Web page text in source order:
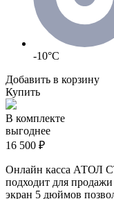
-10°C
Добавить в корзину
Купить
В комплекте
выгоднее
16 500 ₽
Онлайн касса АТОЛ
подходит для
экран 5 дюймов